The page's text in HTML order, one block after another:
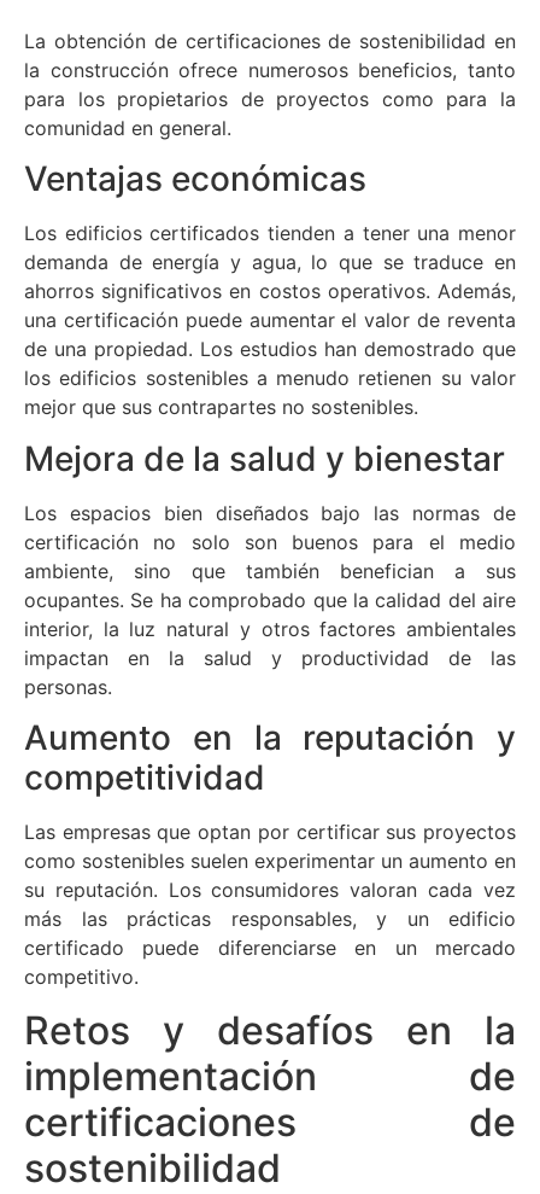
La obtención de certificaciones de sostenibilidad en
la construcción ofrece numerosos beneficios, tanto
para los propietarios de proyectos como para la
comunidad en general.
Ventajas económicas
Los edificios certificados tienden a tener una menor
demanda de energía y agua, lo que se traduce en
ahorros significativos en costos operativos. Además,
una certificación puede aumentar el valor de reventa
de una propiedad. Los estudios han demostrado que
los edificios sostenibles a menudo retienen su valor
mejor que sus contrapartes no sostenibles.
Mejora de la salud y bienestar
Los espacios bien diseñados bajo las normas de
certificación no solo son buenos para el medio
ambiente, sino que también benefician a sus
ocupantes. Se ha comprobado que la calidad del aire
interior, la luz natural y otros factores ambientales
impactan en la salud y productividad de las
personas.
Aumento en la reputación y
competitividad
Las empresas que optan por certificar sus proyectos
como sostenibles suelen experimentar un aumento en
su reputación. Los consumidores valoran cada vez
más las prácticas responsables, y un edificio
certificado puede diferenciarse en un mercado
competitivo.
Retos y desafíos en la
implementación de
certificaciones de
sostenibilidad